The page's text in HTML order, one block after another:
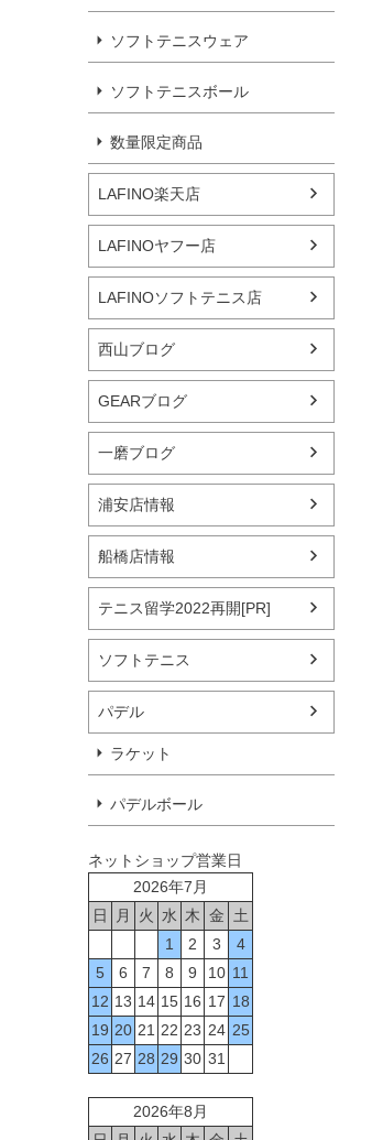
ソフトテニスウェア
ソフトテニスボール
数量限定商品
LAFINO楽天店
LAFINOヤフー店
LAFINOソフトテニス店
西山ブログ
GEARブログ
一磨ブログ
浦安店情報
船橋店情報
テニス留学2022再開[PR]
ソフトテニス
パデル
ラケット
パデルボール
ネットショップ営業日
2026年7月
日
月 火 水 木 金
土
1
2 3
4
5
6 7 8 9 10 11
12 13 14 15 16 17 18
19 20 21 22 23 24 25
26 27 28 29 30 31
2026年8月